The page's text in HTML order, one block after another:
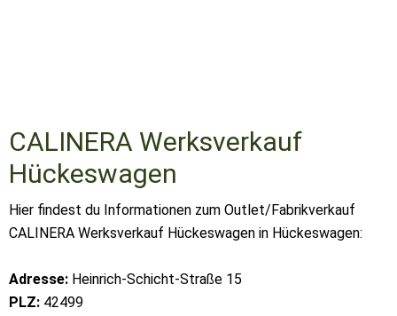
CALINERA Werksverkauf
Hückeswagen
Hier findest du Informationen zum Outlet/Fabrikverkauf
CALINERA Werksverkauf Hückeswagen in Hückeswagen:
Adresse: Heinrich-Schicht-Straße 15
PLZ: 42499